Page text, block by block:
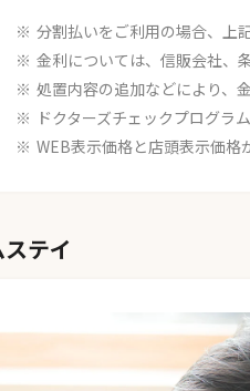
分割払いをご利用の場合、上
金利については、信販会社、
処置内容の追加などにより、
ドクターズチェックプログラ
WEB表示価格と店頭表示価格
テイ